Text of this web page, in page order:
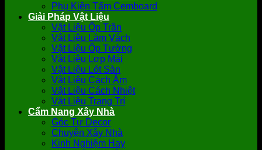
Phụ Kiện Tấm Cemboard
Giải Pháp Vật Liệu
Vật Liệu Ốp Trần
Vật Liệu Làm Vách
Vật Liệu Ốp Tường
Vật Liệu Lợp Mái
Vật Liệu Lót Sàn
Vật Liệu Cách Âm
Vật Liệu Cách Nhiệt
Vật Liệu Trang Trí
Cẩm Nang Xây Nhà
Góc Tự Decor
Chuyện Xây Nhà
Kinh Nghiệm Hay